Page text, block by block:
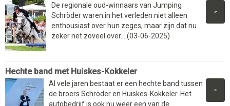
»
De regionale oud-winnaars van Jumping
Schröder waren in het verleden niet alleen
enthousiast over hun zeges, maar zijn dat nu
zeker net zoveel over... (03-06-2025)
Hechte band met Huiskes-Kokkeler
»
Al vele jaren bestaat er een hechte band tussen
de broers Schröder en Huiskes-Kokkeler. Het
autobedrijf is ook nu weer een van de